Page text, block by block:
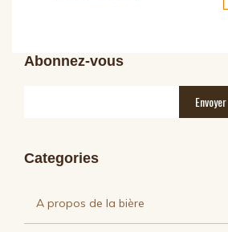
Abonnez-vous
Categories
A propos de la bière